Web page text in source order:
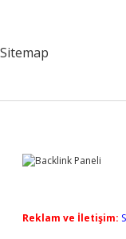
Sitemap
Sidebar
Reklam ve İletişim: